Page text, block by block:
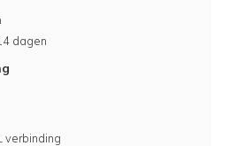
dagen
verbinding